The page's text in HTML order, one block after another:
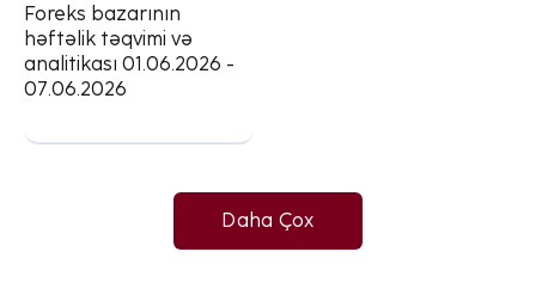
Foreks bazarının
həftəlik təqvimi və
analitikası 01.06.2026 -
07.06.2026
Daha Çox